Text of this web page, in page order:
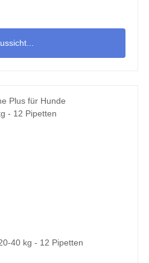
40 kg - 12 Pipetten